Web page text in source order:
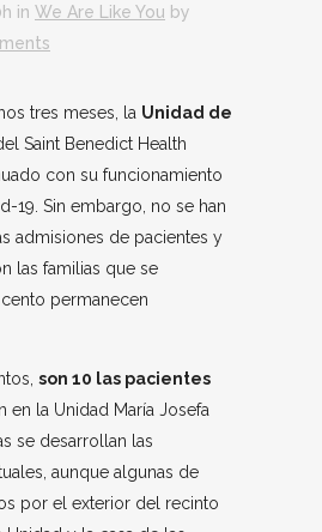
in We Are Like You by
tres meses, la Unidad de
Saint Benedict Health
con su funcionamiento
19. Sin embargo, no se han
admisiones de pacientes y
las familias que se
permanecen
son 10 las pacientes
en la Unidad María Josefa
se desarrollan las
aunque algunas de
por el exterior del recinto